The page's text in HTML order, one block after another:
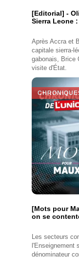
[Editorial] -
Sierra Leone
Après Accra et
capitale sierra-
gabonais, Brice
visite d'État.
[Mots pour
on se
Les secteurs
l'Enseignement
dénominateur